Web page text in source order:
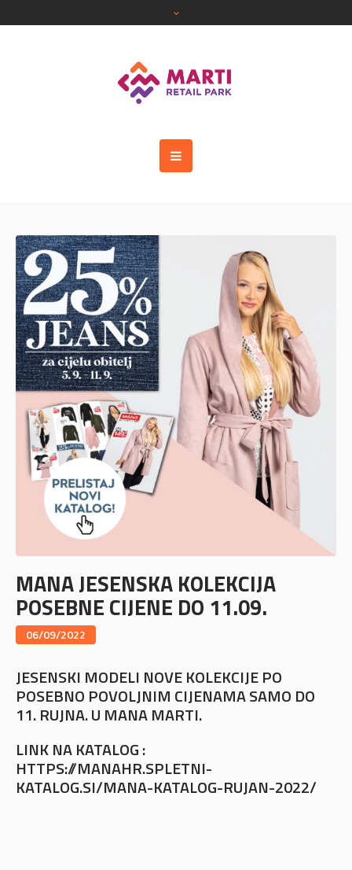
MANA JESENSKA KOLEKCIJA
POSEBNE CIJENE DO 11.09.
06/09/2022
JESENSKI MODELI NOVE KOLEKCIJE PO
POSEBNO POVOLJNIM CIJENAMA SAMO DO
11. RUJNA. U MANA MARTI.
LINK NA KATALOG :
HTTPS://MANAHR.SPLETNI-
KATALOG.SI/MANA-KATALOG-RUJAN-2022/